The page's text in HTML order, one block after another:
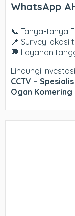
WhatsApp
📞 Tanya-tanya
📍 Survey lokasi
💬 Layanan
Lindungi
CCTV –
Ogan Komering